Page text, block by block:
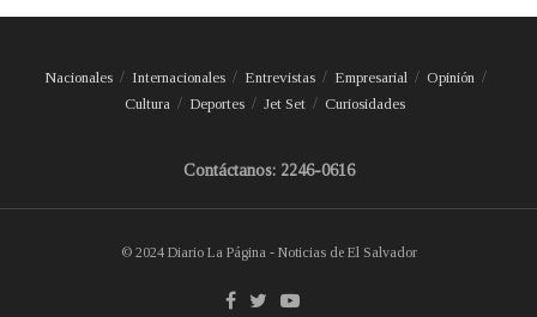
Nacionales Internacionales Entrevistas Empresarial
Opinión
Cultura
Deportes Jet Set Curiosidades
Contáctanos: 2246-0616
© 2024 Diario La Página - Noticias de El Salvador